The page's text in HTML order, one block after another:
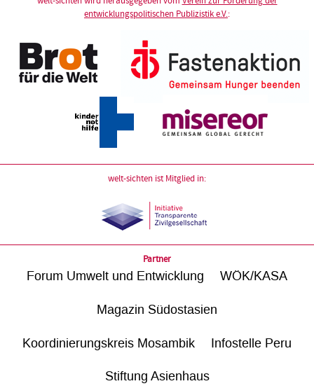
entwicklungspolitischen Publizistik e.V.:
welt-sichten ist Mitglied in:
Partner
Forum Umwelt und Entwicklung WÖK/KASA
Magazin Südostasien
Koordinierungskreis Mosambik Infostelle Peru
Stiftung Asienhaus